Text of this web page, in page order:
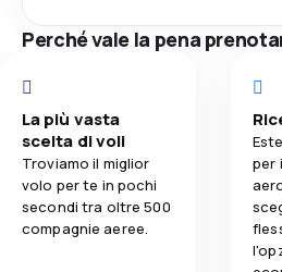
Perché vale la pena
La più vasta
scelta di voli
Troviamo il miglior
volo per te in pochi
secondi tra oltre 500
compagnie aeree.
per